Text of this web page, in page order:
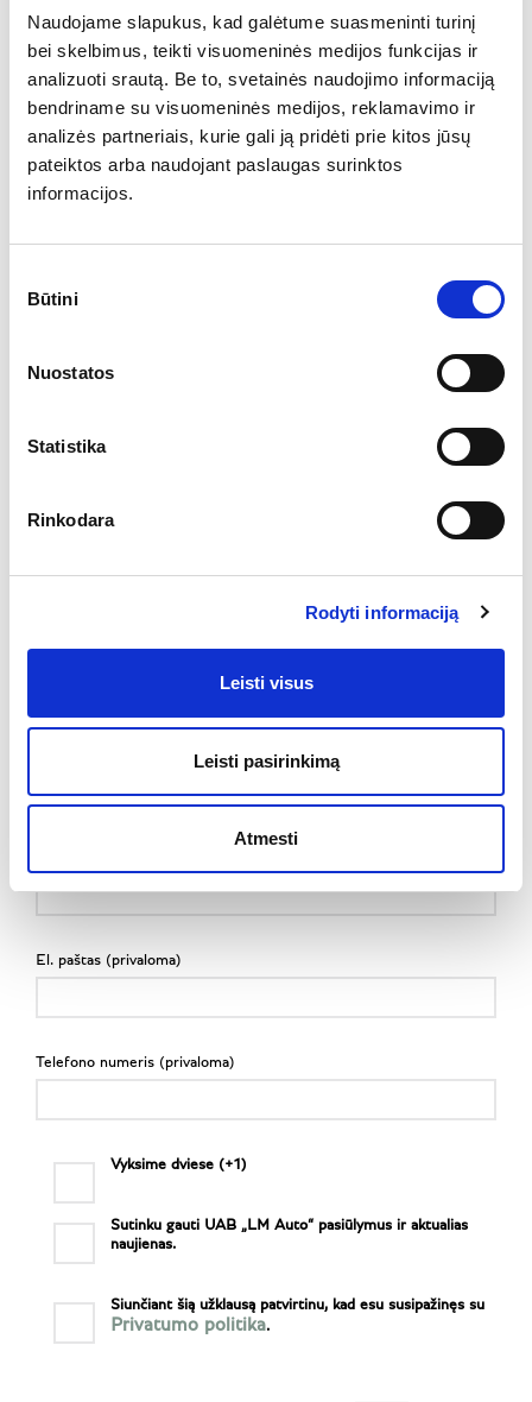
Naudojame slapukus, kad galėtume suasmeninti turinį
bei skelbimus, teikti visuomeninės medijos funkcijas ir
analizuoti srautą. Be to, svetainės naudojimo informaciją
bendriname su visuomeninės medijos, reklamavimo ir
analizės partneriais, kurie gali ją pridėti prie kitos jūsų
pateiktos arba naudojant paslaugas surinktos
informacijos.
pasirinkimas
Būtini
Nuostatos
Statistika
Rinkodara
Rodyti informaciją
Leisti visus
Leisti pasirinkimą
Atmesti
19:00 – Susitikimas viešbučio fojė
19:00–21:00 – Vakarienė
2 diena
08:00–09:00 – Pusryčiai viešbutyje
09:00–17:00 – VIP apsilankymas Snow Polo World Cup
turnyre. Įtraukti pietūs, pervežimas atgal į viešbutį
3 diena
09:00 Išvykimas į oro uostą
* Preliminari programa. Į kainą įskaičiuotos dvi nakvynės viešbutyje (2
El. paštas (privaloma)
Telefono numeris (privaloma)
Vyksime dviese (+1)
Sutinku gauti UAB „LM Auto“ pasiūlymus ir aktualias
naujienas.
Siunčiant šią užklausą patvirtinu, kad esu susipažinęs su
Privatumo politika.